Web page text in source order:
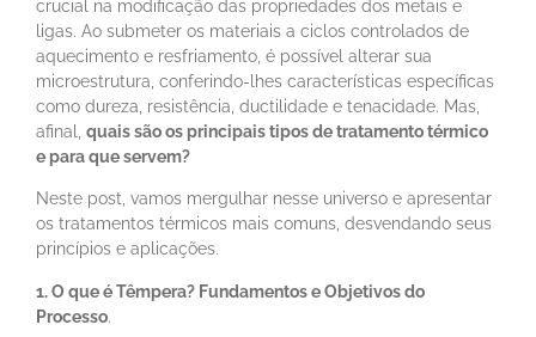
crucial na modificação das propriedades dos metais e
ligas. Ao submeter os materiais a ciclos controlados de
aquecimento e resfriamento, é possível alterar sua
microestrutura, conferindo-lhes características específicas
como dureza, resistência, ductilidade e tenacidade. Mas,
afinal, quais são os principais tipos de tratamento térmico
e para que servem?
Neste post, vamos mergulhar nesse universo e apresentar
os tratamentos térmicos mais comuns, desvendando seus
princípios e aplicações.
1. O que é Têmpera? Fundamentos e Objetivos do
Processo.